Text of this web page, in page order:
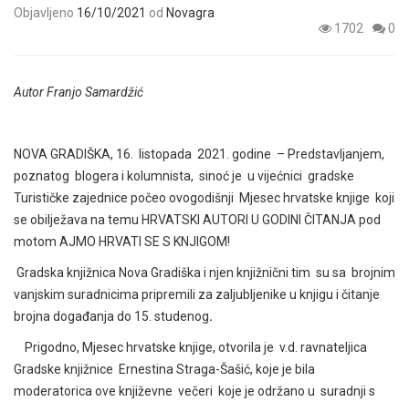
Objavljeno 16/10/2021 od Novagra
1702
0
Autor Franjo Samardžić
NOVA GRADIŠKA, 16. listopada 2021. godine – Predstavljanjem,
poznatog blogera i kolumnista, sinoć je u vijećnici gradske
Turističke zajednice počeo ovogodišnji Mjesec hrvatske knjige koji
se obilježava na temu HRVATSKI AUTORI U GODINI ČITANJA pod
motom AJMO HRVATI SE S KNJIGOM!
Gradska knjižnica Nova Gradiška i njen knjižnični tim su sa brojnim
vanjskim suradnicima pripremili za zaljubljenike u knjigu i čitanje
brojna događanja do 15. studenog.
Prigodno, Mjesec hrvatske knjige, otvorila je v.d. ravnateljica
Gradske knjižnice Ernestina Straga-Šašić, koje je bila
moderatorica ove književne večeri koje je održano u suradnji s